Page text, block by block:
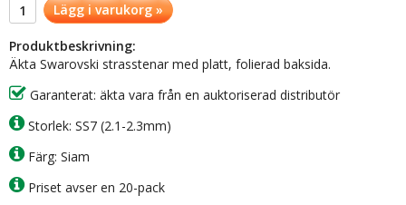
Lägg i varukorg »
Produktbeskrivning:
Äkta Swarovski strasstenar med platt, folierad baksida.
Garanterat: äkta vara från en auktoriserad distributör
Storlek: SS7 (2.1-2.3mm)
Färg: Siam
Priset avser en 20-pack